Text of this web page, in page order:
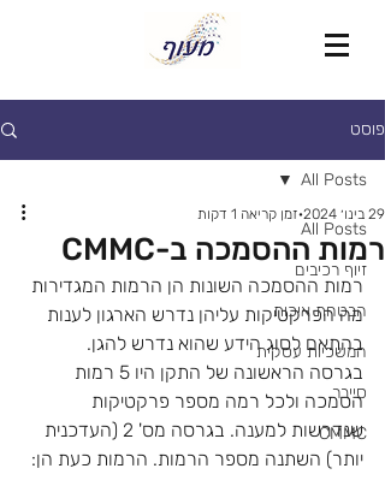
פוסט
All Posts
זיוף רכיבים
הבטחת איכות
המשכיות עסקית
סייבר
CMMC
All Posts
רמות ההסמכה ב-CMMC
29 בינו׳ 2024 זמן קריאה 1 דקות
רמות ההסמכה השונות הן הרמות המגדירות
מה הפרקטיקות עליהן נדרש הארגון לענות
בהתאם לסוג הידע שהוא נדרש להגן.
בגרסה הראשונה של התקן היו 5 רמות
הסמכה ולכל רמה מספר פרקטיקות
שנדרשות למענה. בגרסה מס' 2 (העדכנית
יותר) השתנה מספר הרמות. הרמות כעת הן: